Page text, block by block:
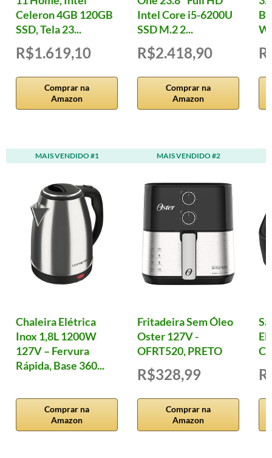
Celeron 4GB 120GB
SSD, Tela 23...
R$1.619,10
Comprar na
Amazon
Intel Core i5-6200U
SSD M.2 2...
R$2.418,90
Comprar na
Amazon
MAIS VENDIDO #1
Chaleira Elétrica
Inox 1,8L 1200W
127V – Fervura
Rápida, Base 360...
Comprar na
Amazon
MAIS VENDIDO #2
Fritadeira Sem Óleo
Oster 127V -
OFRT520, PRETO
R$328,99
Comprar na
Amazon